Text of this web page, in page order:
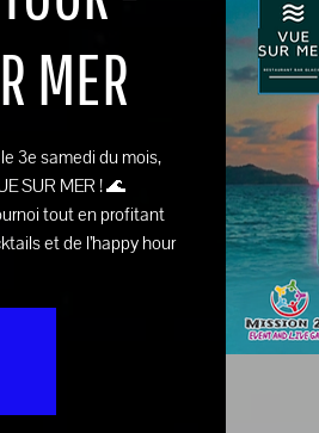
MER
3e samedi du mois,
SUR MER ! 🌊
tout en profitant
et de l’happy hour